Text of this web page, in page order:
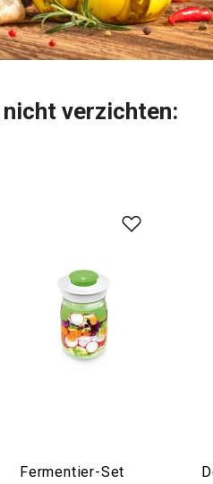
nicht verzichten:
Fermentier-Set